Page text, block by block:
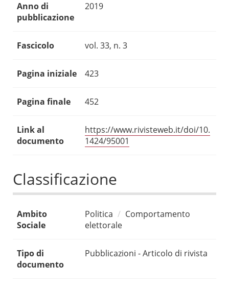
Anno di
pubblicazione
2019
Fascicolo vol. 33, n. 3
Pagina iniziale 423
Pagina finale 452
Link al
documento
https://www.rivisteweb.it/doi/10.
1424/95001
Classificazione
Ambito
Sociale
Politica
Comportamento
elettorale
Tipo di
documento
Pubblicazioni - Articolo di rivista